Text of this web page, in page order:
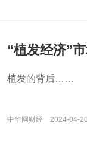
“植发经济”
植发的背后……
中华网财经 2024-04-